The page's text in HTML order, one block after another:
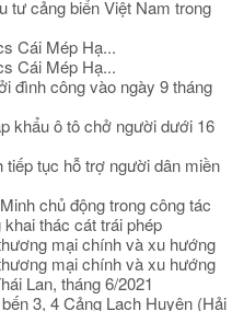
tư cảng biển Việt Nam trong
Cái Mép Hạ...
Cái Mép Hạ...
đình công vào ngày 9 tháng
khẩu ô tô chở người dưới 16
tục hỗ trợ người dân miền
chủ động trong công tác
thác cát trái phép
mại chính và xu hướng
mại chính và xu hướng
Lan, tháng 6/2021
3, 4 Cảng Lạch Huyện (Hải